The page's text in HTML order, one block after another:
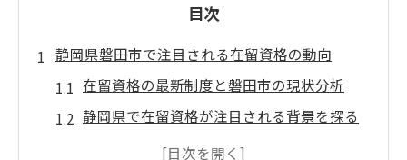
目次
静岡県磐田市で注目される在留資格の動向
在留資格の最新制度と磐田市の現状分析
静岡県で在留資格が注目される背景を探る
留学目的の在留資格が磐田市に与える影響